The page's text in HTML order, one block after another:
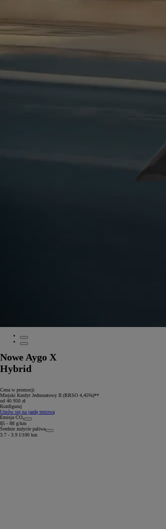
Nowe Aygo X
Hybrid
Cena w promocji
Miejski Kredyt Jednoratowy II (RRSO 4,45%)**
od 40 950 zł
Konfiguruj
Umów się na jazdę testową
Emisja CO₂
85 - 88 g/km
Średnie zużycie paliwa
3.7 - 3.9 l/100 km